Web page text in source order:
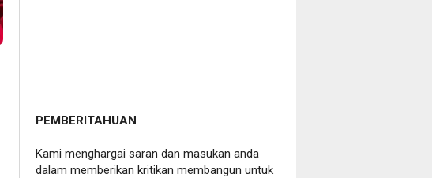
PEMBERITAHUAN
Kami menghargai saran dan masukan anda
dalam memberikan kritikan membangun untuk